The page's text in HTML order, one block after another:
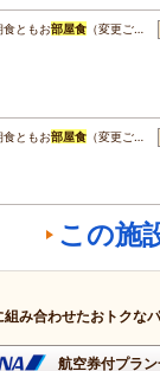
食ともお部屋食 （変更ご…
食ともお部屋食 （変更ご…
この施
み合わせたおトクな
航空券付プラ